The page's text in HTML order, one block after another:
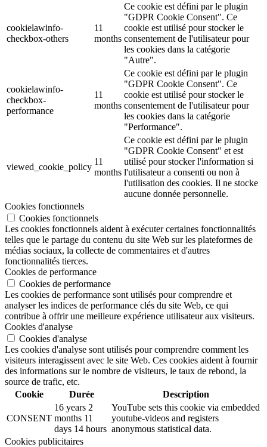
cookielawinfo-
checkbox-others
11
months
Ce cookie est défini par le plugin
"GDPR Cookie Consent". Ce
cookie est utilisé pour stocker le
consentement de l'utilisateur pour
les cookies dans la catégorie
"Autre".
cookielawinfo-
checkbox-
performance
11
months
Ce cookie est défini par le plugin
"GDPR Cookie Consent". Ce
cookie est utilisé pour stocker le
consentement de l'utilisateur pour
les cookies dans la catégorie
"Performance".
viewed_cookie_policy
11
months
Ce cookie est défini par le plugin
"GDPR Cookie Consent" et est
utilisé pour stocker l'information si
l'utilisateur a consenti ou non à
l'utilisation des cookies. Il ne stocke
aucune donnée personnelle.
Cookies fonctionnels
Cookies fonctionnels
Les cookies fonctionnels aident à exécuter certaines fonctionnalités
telles que le partage du contenu du site Web sur les plateformes de
médias sociaux, la collecte de commentaires et d'autres
fonctionnalités tierces.
Cookies de performance
Cookies de performance
Les cookies de performance sont utilisés pour comprendre et
analyser les indices de performance clés du site Web, ce qui
contribue à offrir une meilleure expérience utilisateur aux visiteurs.
Cookies d'analyse
Cookies d'analyse
Les cookies d'analyse sont utilisés pour comprendre comment les
visiteurs interagissent avec le site Web. Ces cookies aident à fournir
des informations sur le nombre de visiteurs, le taux de rebond, la
source de trafic, etc.
Cookie
Durée Description
CONSENT
16 years 2
months 11
days 14 hours
YouTube sets this cookie via embedded
youtube-videos and registers
anonymous statistical data.
Cookies publicitaires